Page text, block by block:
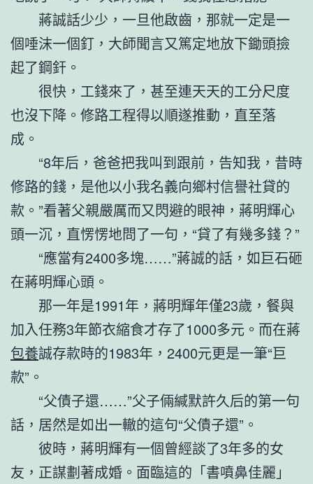
蔣誠話少少，一旦他啟齒，那就一定是一
個唾沫一個釘，大師聞言又篤定地放下鋤頭撿
起了鋼釬。
很快，工錢來了，甚至連天天的工分尺度
也沒下降。修路工程得以順遂推動，直至落
成。
“8年后，爸爸把我叫到跟前，告知我，昔時
修路的錢，是他以小我名義向鄉村信譽社貸的
款。”看著父親嚴厲而又閃避的眼神，蔣明輝心
頭一沉，直愣愣地問了一句，“貸了有幾多錢？”
“應當有2400多塊……”蔣誠的話，如巨石砸
在蔣明輝心頭。
那一年是1991年，蔣明輝年僅23歲，餐與
加入任務3年節衣縮食才存了1000多元。而在蔣
包養誠存款時的1983年，2400元更是一筆“巨
款”。
“父債子還……”父子倆緘默許久后的第一句
話，居然是如出一轍的這句“父債子還”。
彼時，蔣明輝有一個曾經談了3年多的女
友，正謀劃著成婚。面臨這的「書噴鼻佳麗」